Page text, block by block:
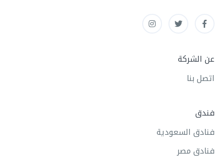
عن الشركة
اتصل بنا
فندق
فنادق السعودية
فنادق مصر